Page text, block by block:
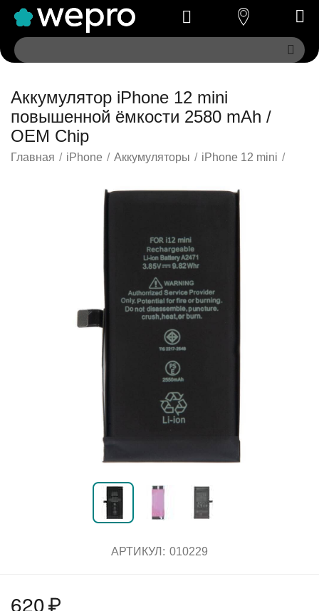
Аккумулятор iPhone 12 mini
повышенной ёмкости 2580 mAh /
OEM Chip
Главная / iPhone / Аккумуляторы / iPhone 12 mini /
АРТИКУЛ: 010229
620₽